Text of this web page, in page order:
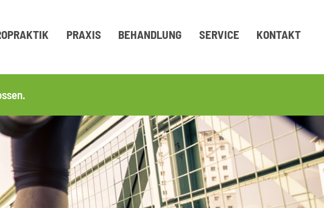
PRAXIS BEHANDLUNG SERVICE KONTAKT